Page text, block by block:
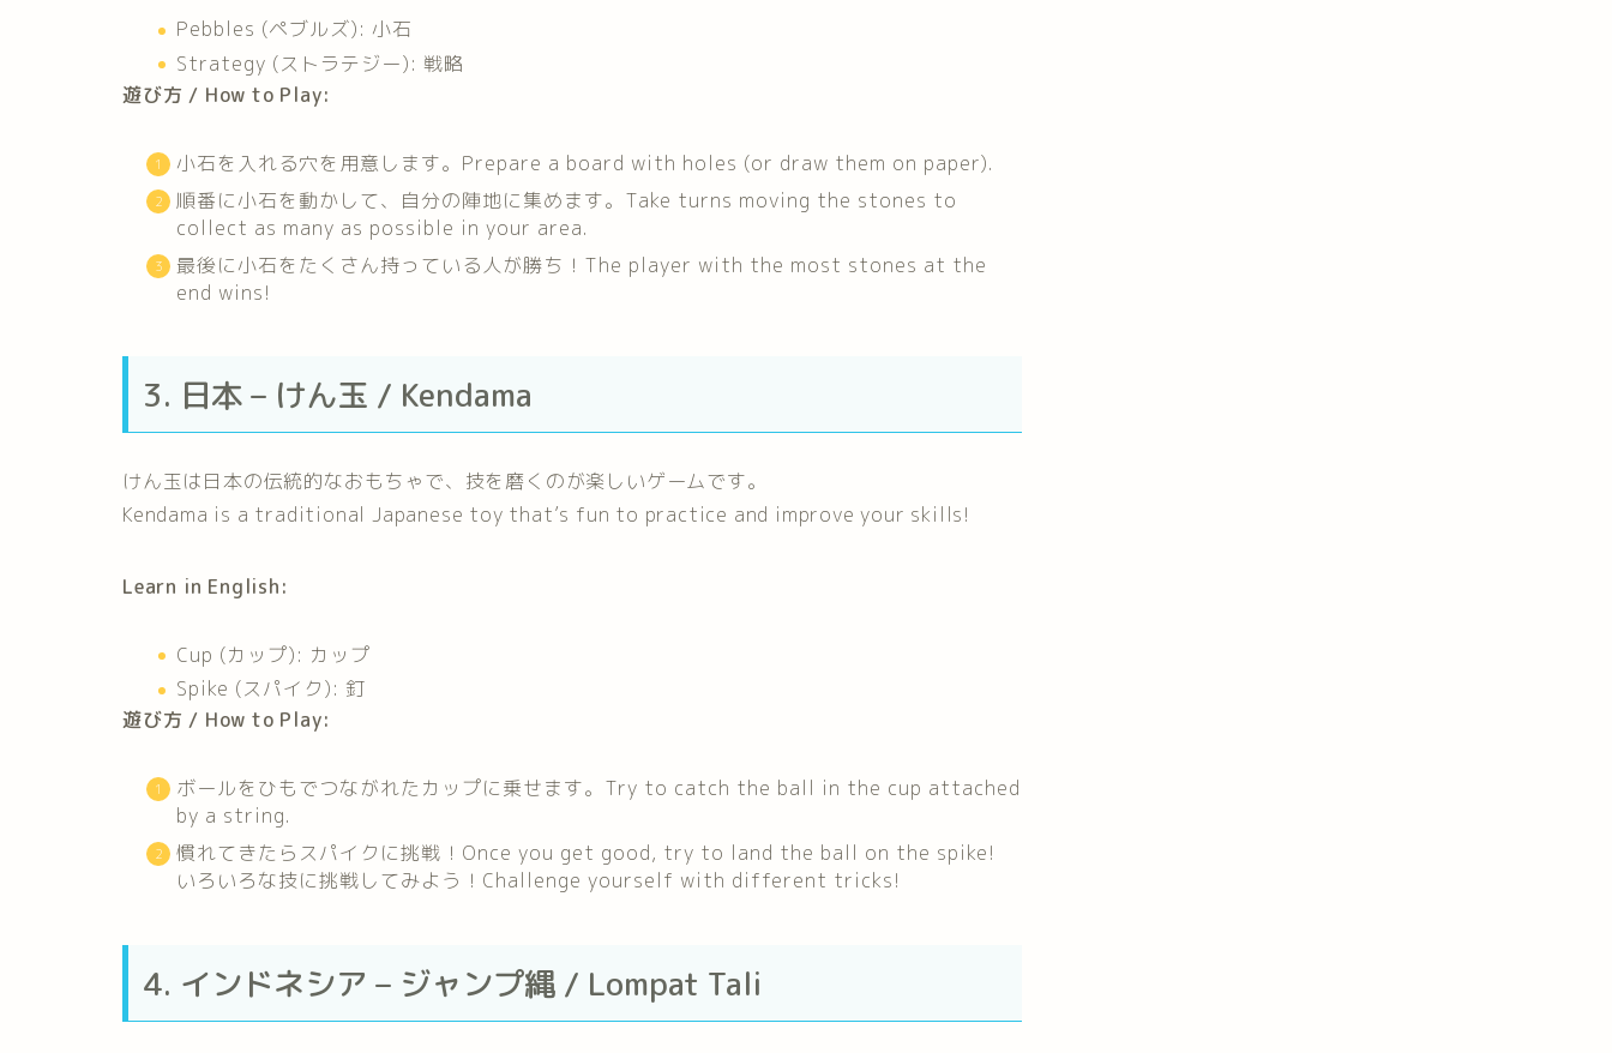
Pebbles (ペブルズ): 小石
Strategy (ストラテジー): 戦略
遊び方 / How to Play:
小石を入れる穴を用意します。Prepare a board with holes (or draw them on paper).
順番に小石を動かして、自分の陣地に集めます。Take turns moving the stones to
collect as many as possible in your area.
最後に小石をたくさん持っている人が勝ち！The player with the most stones at the
end wins!
3. 日本 – けん玉 / Kendama
けん玉は日本の伝統的なおもちゃで、技を磨くのが楽しいゲームです。
Kendama is a traditional Japanese toy that’s fun to practice and improve your skills!
Learn in English:
Cup (カップ): カップ
Spike (スパイク): 釘
遊び方 / How to Play:
ボールをひもでつながれたカップに乗せます。Try to catch the ball in the cup attached
by a string.
慣れてきたらスパイクに挑戦！Once you get good, try to land the ball on the spike!
いろいろな技に挑戦してみよう！Challenge yourself with different tricks!
4. インドネシア – ジャンプ縄 / Lompat Tali